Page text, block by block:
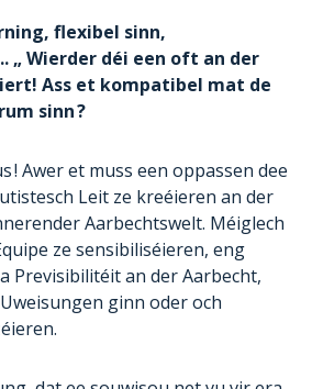
flexibel sinn,
„ Wierder déi een oft an der
Ass et kompatibel mat de
sinn ?
! Awer et muss een oppassen dee
Leit ze kreéieren an der
Aarbechtswelt. Méiglech
ze sensibiliséieren, eng
Previsibilitéit an der Aarbecht,
ginn oder och